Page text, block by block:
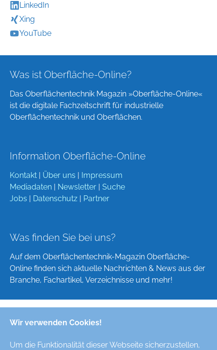
Wir verwenden Cookies!
Um die Funktionalität dieser Webseite sicherzustellen,
LinkedIn
Xing
YouTube
Was ist Oberfläche-Online?
Das Oberflächentechnik Magazin »Oberfläche-Online«
ist die digitale Fachzeitschrift für industrielle
Oberflächentechnik und Oberflächen.
Information Oberfläche-Online
Kontakt Über uns
Impressum
Mediadaten
Newsletter
Suche
Jobs
Datenschutz Partner
Was finden Sie bei uns?
Auf dem Oberflächentechnik-Magazin Oberfläche-
Online finden sich aktuelle Nachrichten & News aus der
Branche, Fachartikel, Verzeichnisse und mehr!
Deutsch